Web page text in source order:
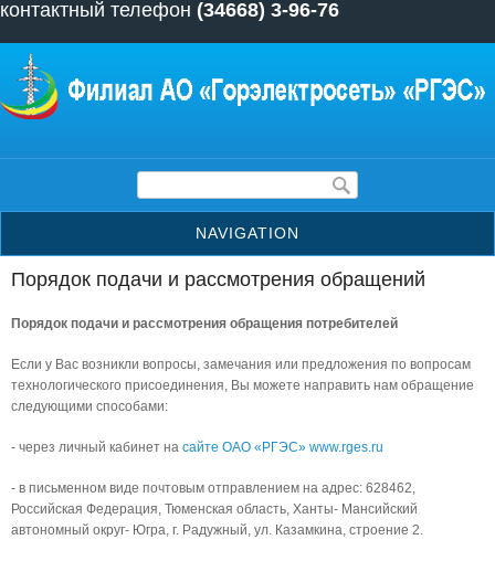
Перейти к основному содержанию
контактный телефон (34668) 3-96-76
Форма поиска
NAVIGATION
Порядок подачи и рассмотрения обращений
Порядок подачи и рассмотрения обращения потребителей
Если у Вас возникли вопросы, замечания или предложения по вопросам
технологического присоединения, Вы можете направить нам обращение
следующими способами:
- через личный кабинет на сайте ОАО «РГЭС» www.rges.ru
- в письменном виде почтовым отправлением на адрес: 628462,
Российская Федерация, Тюменская область, Ханты- Мансийский
автономный округ- Югра, г. Радужный, ул. Казамкина, строение 2.